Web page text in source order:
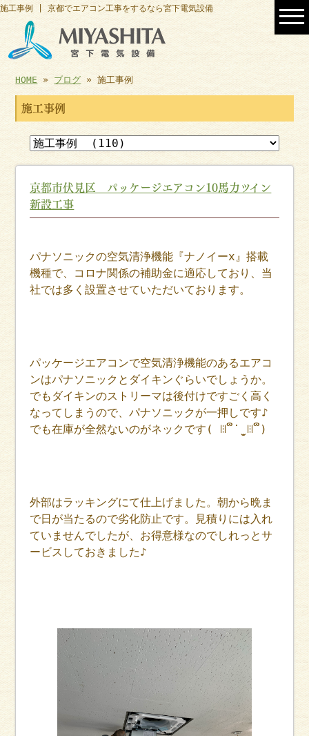
施工事例 | 京都でエアコン工事をするなら宮下電気設備
HOME » ブログ » 施工事例
施工事例
京都市伏見区 パッケージエアコン10馬力ツイン
新設工事
パナソニックの空気清浄機能『ナノイーx』搭載
機種で、コロナ関係の補助金に適応しており、当
社では多く設置させていただいております。
パッケージエアコンで空気清浄機能のあるエアコ
ンはパナソニックとダイキンぐらいでしょうか。
でもダイキンのストリーマは後付けですごく高く
なってしまうので、パナソニックが一押しです♪
でも在庫が全然ないのがネックです( ꈨຶ ˙̫̮ ꈨຶ )
外部はラッキングにて仕上げました。朝から晩ま
で日が当たるので劣化防止です。見積りには入れ
ていませんでしたが、お得意様なのでしれっとサ
ービスしておきました♪